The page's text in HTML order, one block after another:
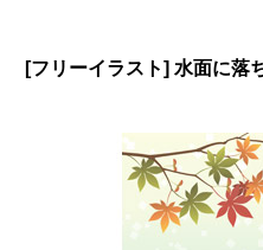
[フリーイラスト] 水面に落